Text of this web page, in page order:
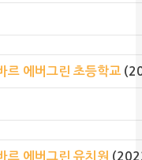
르 에버그린 초등학교
르 에버그린 유치원